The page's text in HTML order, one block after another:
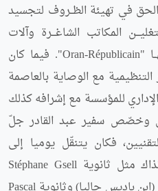
في تهيئة الظــروف لتجسيد
المكاتب الشاغـــرة وآلات
الطباعة والسحــــب التي خلفــتهــا "Oran-Républicain". فيما كان
التنظيمية مع الوصاية بالعاصمة
للمؤسسة مع إشرافه كذلك
وخصّص سفير عبد القادر جلّ
فكان يتنقّل يوميا إلى
الثانويات المتواجدة بوهران آنذاك مثل ثانوية Stéphane Gsell